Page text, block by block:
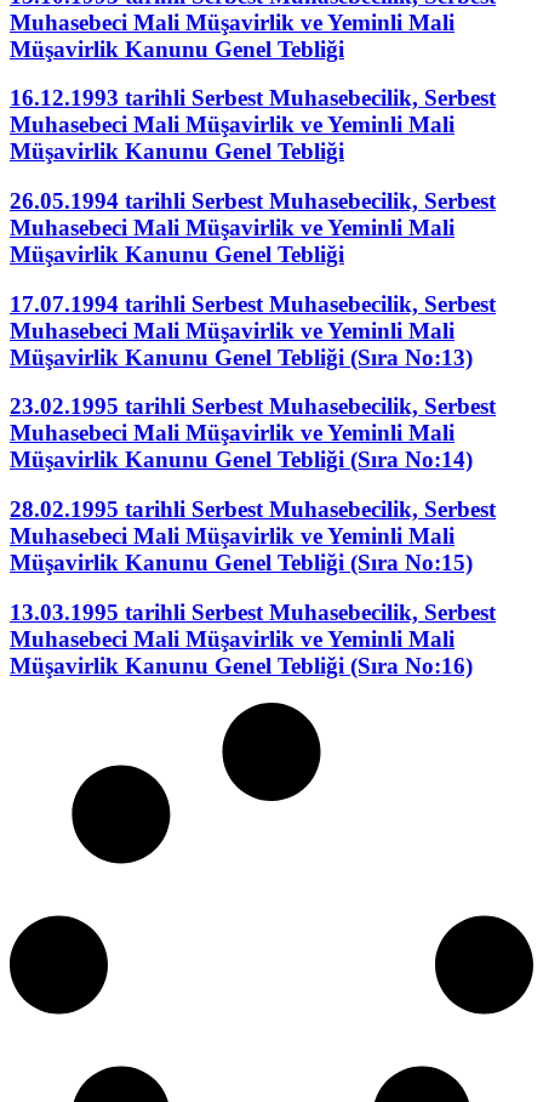
Muhasebeci Mali Müşavirlik ve Yeminli Mali
Müşavirlik Kanunu Genel Tebliği
16.12.1993 tarihli Serbest Muhasebecilik, Serbest
Muhasebeci Mali Müşavirlik ve Yeminli Mali
Müşavirlik Kanunu Genel Tebliği
26.05.1994 tarihli Serbest Muhasebecilik, Serbest
Muhasebeci Mali Müşavirlik ve Yeminli Mali
Müşavirlik Kanunu Genel Tebliği
17.07.1994 tarihli Serbest Muhasebecilik, Serbest
Muhasebeci Mali Müşavirlik ve Yeminli Mali
Müşavirlik Kanunu Genel Tebliği (Sıra No:13)
23.02.1995 tarihli Serbest Muhasebecilik, Serbest
Muhasebeci Mali Müşavirlik ve Yeminli Mali
Müşavirlik Kanunu Genel Tebliği (Sıra No:14)
28.02.1995 tarihli Serbest Muhasebecilik, Serbest
Muhasebeci Mali Müşavirlik ve Yeminli Mali
Müşavirlik Kanunu Genel Tebliği (Sıra No:15)
13.03.1995 tarihli Serbest Muhasebecilik, Serbest
Muhasebeci Mali Müşavirlik ve Yeminli Mali
Müşavirlik Kanunu Genel Tebliği (Sıra No:16)